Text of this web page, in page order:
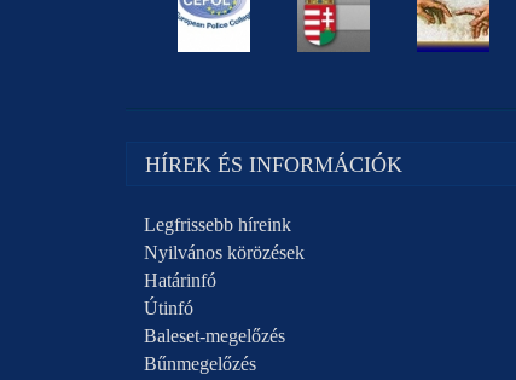
HÍREK ÉS INFORMÁCIÓK
Legfrissebb híreink
Nyilvános körözések
Határinfó
Útinfó
Baleset-megelőzés
Bűnmegelőzés